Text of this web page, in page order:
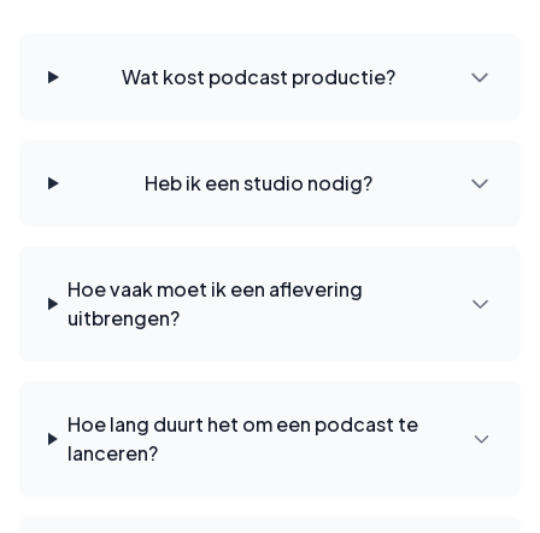
Wat kost podcast productie?
Heb ik een studio nodig?
Hoe vaak moet ik een aflevering
uitbrengen?
Hoe lang duurt het om een podcast te
lanceren?